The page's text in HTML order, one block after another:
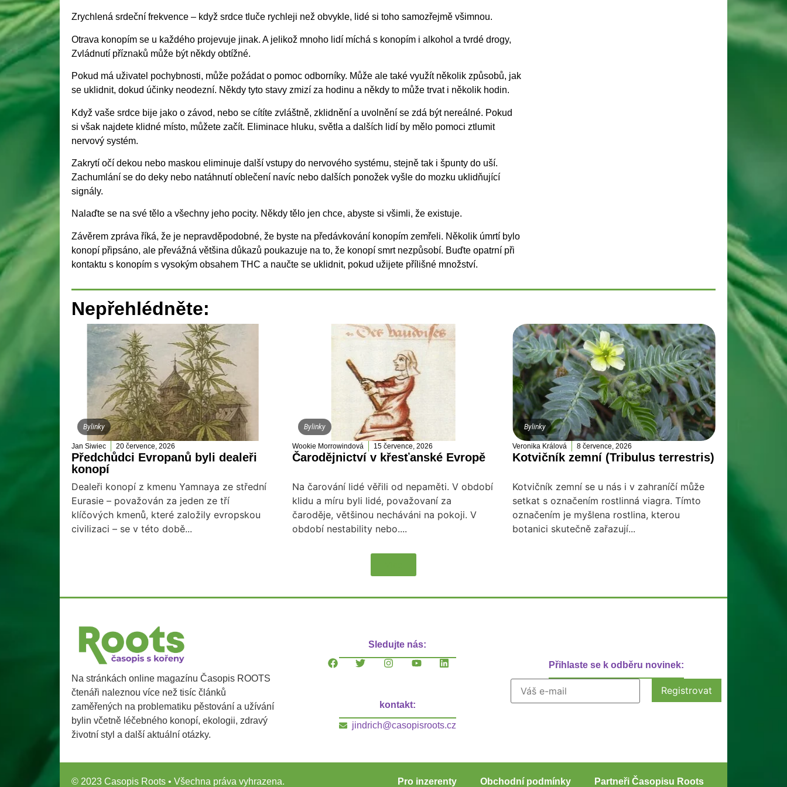
Zrychlená srdeční frekvence – když srdce tluče rychleji než obvykle, lidé si toho samozřejmě všimnou.
Otrava konopím se u každého projevuje jinak. A jelikož mnoho lidí míchá s konopím i alkohol a tvrdé drogy,
Zvládnutí příznaků může být někdy obtížné.
Pokud má uživatel pochybnosti, může požádat o pomoc odborníky. Může ale také využít několik způsobů, jak
se uklidnit, dokud účinky neodezní. Někdy tyto stavy zmizí za hodinu a někdy to může trvat i několik hodin.
Když vaše srdce bije jako o závod, nebo se cítíte zvláštně, zklidnění a uvolnění se zdá být nereálné. Pokud
si však najdete klidné místo, můžete začít. Eliminace hluku, světla a dalších lidí by mělo pomoci ztlumit
nervový systém.
Zakrytí očí dekou nebo maskou eliminuje další vstupy do nervového systému, stejně tak i špunty do uší.
Zachumlání se do deky nebo natáhnutí oblečení navíc nebo dalších ponožek vyšle do mozku uklidňující
signály.
Nalaďte se na své tělo a všechny jeho pocity. Někdy tělo jen chce, abyste si všimli, že existuje.
Závěrem zpráva říká, že je nepravděpodobné, že byste na předávkování konopím zemřeli. Několik úmrtí bylo
konopí připsáno, ale převážná většina důkazů poukazuje na to, že konopí smrt nezpůsobí. Buďte opatrní při
kontaktu s konopím s vysokým obsahem THC a naučte se uklidnit, pokud užijete přílišné množství.
Nepřehlédněte:
Bylinky
Jan Siwiec 20 července, 2026
Předchůdci Evropanů byli dealeři
konopí
Dealeři konopí z kmenu Yamnaya ze střední
Eurasie – považován za jeden ze tří
klíčových kmenů, které založily evropskou
civilizaci – se v této době...
Bylinky
Wookie Morrowindová 15 července, 2026
Čarodějnictví v křesťanské Evropě
Na čarování lidé věřili od nepaměti. V období
klidu a míru byli lidé, považovaní za
čaroděje, většinou necháváni na pokoji. V
období nestability nebo....
Bylinky
Veronika Králová 8 července, 2026
Kotvičník zemní (Tribulus terrestris)
Kotvičník zemní se u nás i v zahraníčí může
setkat s označením rostlinná viagra. Tímto
označením je myšlena rostlina, kterou
botanici skutečně zařazují...
Na stránkách online magazínu Časopis ROOTS
čtenáři naleznou více než tisíc článků
zaměřených na problematiku pěstování a užívání
bylin včetně léčebného konopí, ekologii, zdravý
životní styl a další aktuální otázky.
Sledujte nás:
kontakt:
jindrich@casopisroots.cz
Přihlaste se k odběru novinek:
© 2023 Casopis Roots • Všechna práva vyhrazena. Pro inzerenty Obchodní podmínky Partneři Časopisu Roots